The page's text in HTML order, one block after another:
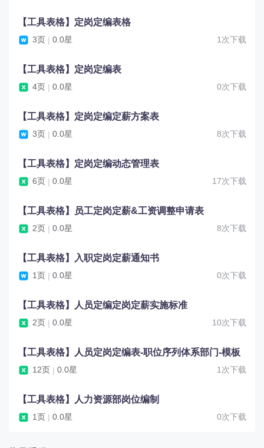
【工具表格】定岗定编表格
3页 | 0.0星 1次下载
【工具表格】定岗定编表
4页 | 0.0星 0次下载
【工具表格】定岗定编定薪方案表
3页 | 0.0星 8次下载
【工具表格】定岗定编动态管理表
6页 | 0.0星 17次下载
【工具表格】员工定岗定薪&工资调整申请表
2页 | 0.0星 8次下载
【工具表格】入职定岗定薪通知书
1页 | 0.0星 0次下载
【工具表格】人员定编定岗定薪实施标准
2页 | 0.0星 10次下载
【工具表格】人员定岗定编表-职位序列体系部门-模板
12页 | 0.0星 1次下载
【工具表格】人力资源部岗位编制
1页 | 0.0星 0次下载